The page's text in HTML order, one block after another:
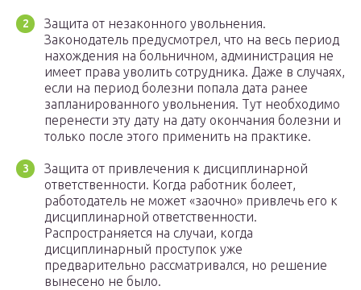
Защита от незаконного увольнения.
Законодатель предусмотрел, что на весь период
нахождения на больничном, администрация не
имеет права уволить сотрудника. Даже в случаях,
если на период болезни попала дата ранее
запланированного увольнения. Тут необходимо
перенести эту дату на дату окончания болезни и
только после этого применить на практике.
Защита от привлечения к дисциплинарной
ответственности. Когда работник болеет,
работодатель не может «заочно» привлечь его к
дисциплинарной ответственности.
Распространяется на случаи, когда
дисциплинарный проступок уже
предварительно рассматривался, но решение
вынесено не было.